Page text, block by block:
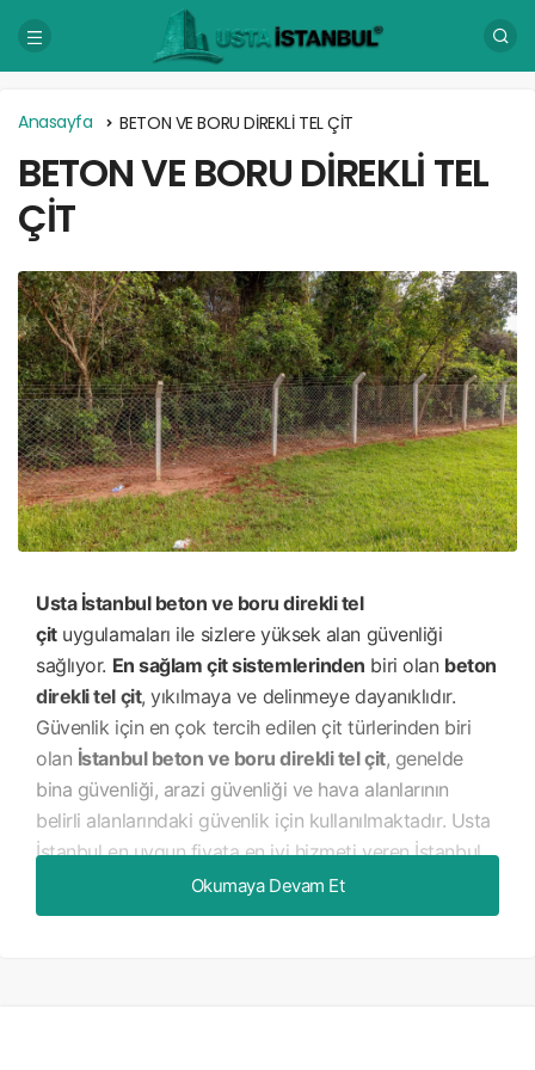
Anasayfa BETON VE BORU DİREKLİ TEL ÇİT
BETON VE BORU DİREKLİ TEL
ÇİT
Usta İstanbul beton ve boru direkli tel
çituygulamaları ile sizlere yüksek alan güvenliği
sağlıyor. En sağlam çit sistemlerinden biri olan beton
direkli tel çit, yıkılmaya ve delinmeye dayanıklıdır.
Güvenlik için en çok tercih edilen çit türlerinden biri
olan İstanbul beton ve boru direkli tel çit, genelde
bina güvenliği, arazi güvenliği ve hava alanlarının
belirli alanlarındaki güvenlik için kullanılmaktadır. Usta
İstanbul en uygun fiyata en iyi hizmeti veren İstanbul
lokasyonlu bir firmadır. Beton ve boru direkli tel çit
için bir numaralı tercihinizin Usta İstanbul olması size
Okumaya Devam Et